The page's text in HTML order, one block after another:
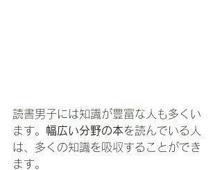
読書男子には知識が豊富な人も多くい
ます。 幅広い分野の本を読んでいる人
は、多くの知識を吸収することができ
ます。